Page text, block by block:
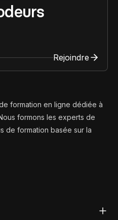
Rejoindre
formation en ligne dédiée à
formons les experts de
de formation basée sur la